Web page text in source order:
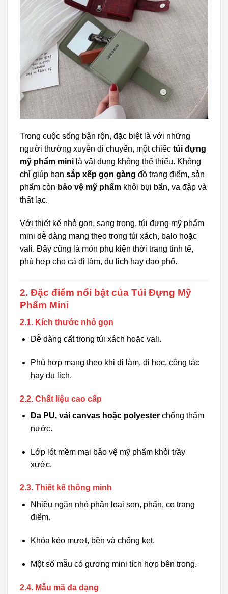
Trong cuộc sống bận rộn, đặc biệt là với những
người thường xuyên di chuyển, một chiếc túi đựng
mỹ phẩm mini là vật dụng không thể thiếu. Không
chỉ giúp bạn sắp xếp gọn gàng đồ trang điểm, sản
phẩm còn bảo vệ mỹ phẩm khỏi bụi bẩn, va đập và
thất lạc.
Với thiết kế nhỏ gọn, sang trọng, túi đựng mỹ phẩm
mini dễ dàng mang theo trong túi xách, balo hoặc
vali. Đây cũng là món phụ kiện thời trang tinh tế,
phù hợp cho cả đi làm, du lịch hay dạo phố.
2. Đặc điểm nổi bật của Túi Đựng Mỹ
Phẩm Mini
2.1. Kích thước nhỏ gọn
Dễ dàng cất trong túi xách hoặc vali.
Phù hợp mang theo khi đi làm, đi học, công tác
hay du lịch.
2.2. Chất liệu cao cấp
Da PU, vải canvas hoặc polyesterchống thấm
nước.
Lớp lót mềm mại bảo vệ mỹ phẩm khỏi trầy
xước.
2.3. Thiết kế thông minh
Nhiều ngăn nhỏ phân loại son, phấn, cọ trang
điểm.
Khóa kéo mượt, bền và chống kẹt.
Một số mẫu có gương mini tích hợp bên trong.
2.4. Mẫu mã đa dạng